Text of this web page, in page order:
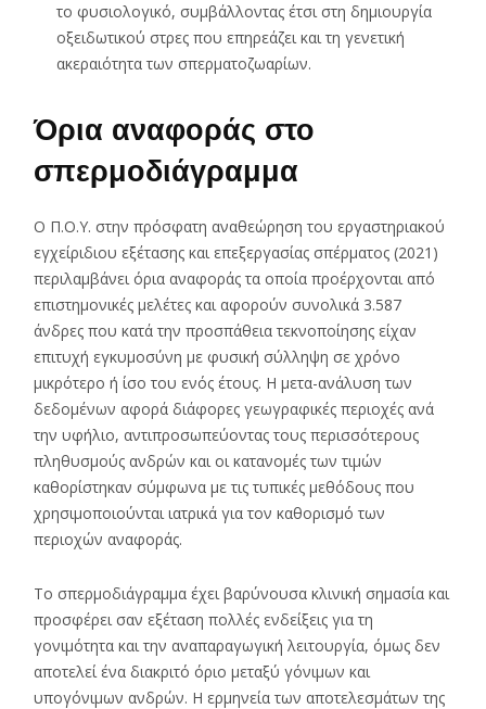
το φυσιολογικό, συμβάλλοντας έτσι στη δημιουργία
οξειδωτικού στρες που επηρεάζει και τη γενετική
ακεραιότητα των σπερματοζωαρίων.
Όρια αναφοράς στο
σπερμοδιάγραμμα
Ο Π.Ο.Υ. στην πρόσφατη αναθεώρηση του εργαστηριακού
εγχείριδιου εξέτασης και επεξεργασίας σπέρματος (2021)
περιλαμβάνει όρια αναφοράς τα οποία προέρχονται από
επιστημονικές μελέτες και αφορούν συνολικά 3.587
άνδρες που κατά την προσπάθεια τεκνοποίησης είχαν
επιτυχή εγκυμοσύνη με φυσική σύλληψη σε χρόνο
μικρότερο ή ίσο του ενός έτους. Η μετα-ανάλυση των
δεδομένων αφορά διάφορες γεωγραφικές περιοχές ανά
την υφήλιο, αντιπροσωπεύοντας τους περισσότερους
πληθυσμούς ανδρών και οι κατανομές των τιμών
καθορίστηκαν σύμφωνα με τις τυπικές μεθόδους που
χρησιμοποιούνται ιατρικά για τον καθορισμό των
περιοχών αναφοράς.
Το σπερμοδιάγραμμα έχει βαρύνουσα κλινική σημασία και
προσφέρει σαν εξέταση πολλές ενδείξεις για τη
γονιμότητα και την αναπαραγωγική λειτουργία, όμως δεν
αποτελεί ένα διακριτό όριο μεταξύ γόνιμων και
υπογόνιμων ανδρών. Η ερμηνεία των αποτελεσμάτων της